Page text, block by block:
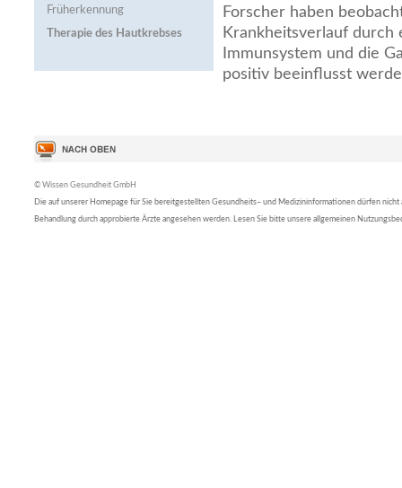
Früherkennung
Therapie des Hautkrebses
Forscher haben
Krankheitsverlauf durch
Immunsystem und die
positiv beeinflusst
© Wissen Gesundheit GmbH
Die auf unserer Homepage für Sie bereitgestellten Gesundheits– und Medizininformationen dürfen nicht
Behandlung durch approbierte Ärzte angesehen werden. Lesen Sie bitte unsere allgemeinen